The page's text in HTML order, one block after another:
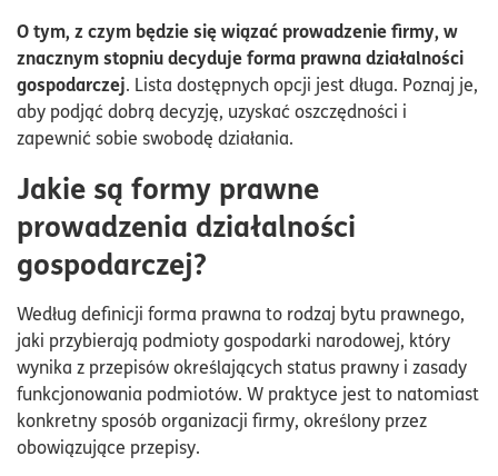
Fundacja – nie tylko działania charytatywne
Działalność gospodarcza w ramach stowarzyszenia
Oddział firmy zagranicznej
Zawieszenie i zakończenie działalności – procedury
FAQ – Najczęściej zadawane pytania
O tym, z czym będzie się wiązać prowadzenie firmy, w
znacznym stopniu decyduje forma prawna działalności
gospodarczej. Lista dostępnych opcji jest długa. Poznaj je,
aby podjąć dobrą decyzję, uzyskać oszczędności i
zapewnić sobie swobodę działania.
Jakie są formy prawne
prowadzenia działalności
gospodarczej?
Według definicji forma prawna to rodzaj bytu prawnego,
jaki przybierają podmioty gospodarki narodowej, który
wynika z przepisów określających status prawny i zasady
funkcjonowania podmiotów. W praktyce jest to natomiast
konkretny sposób organizacji firmy, określony przez
obowiązujące przepisy.